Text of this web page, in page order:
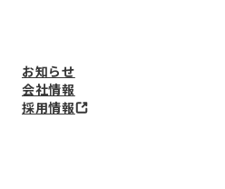
お知らせ
会社情報
採用情報